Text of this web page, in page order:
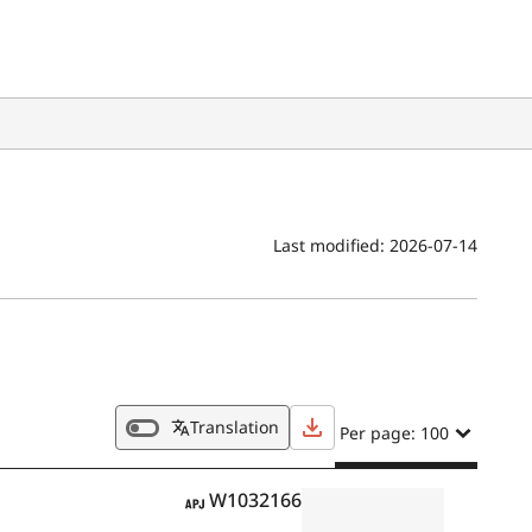
Last modified:2026-07-14
Translation Per page: 100
APJ
W1032166